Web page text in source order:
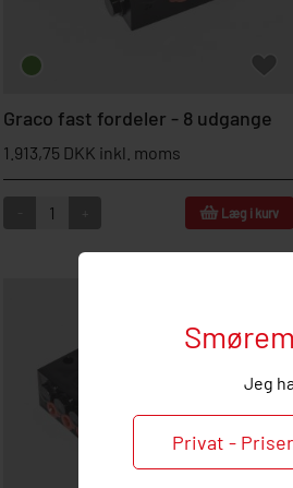
Jeg
Privat -
Graco fast fordeler - 8 udgange
1.913,75 DKK inkl. moms
Læg i kurv